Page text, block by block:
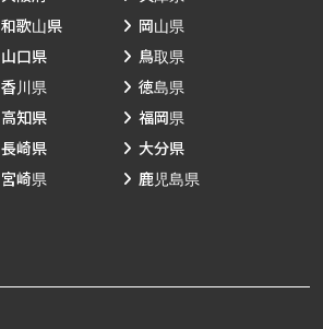
和歌山県
岡山県
山口県
鳥取県
香川県
徳島県
高知県
福岡県
長崎県
大分県
宮崎県
鹿児島県